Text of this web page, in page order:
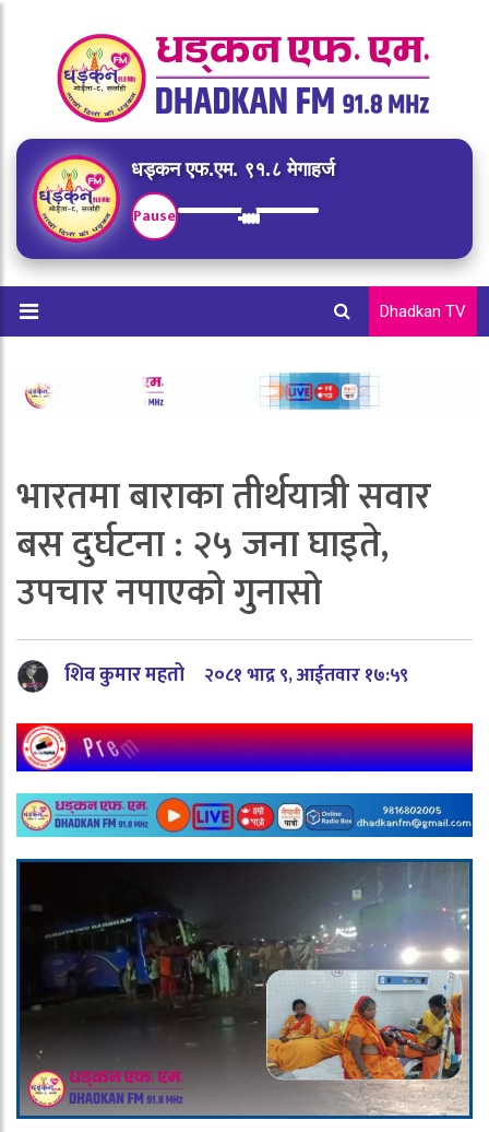
धड्कन एफ.एम. ९१.८ मेगाहर्ज
Pause
Dhadkan TV
भारतमा बाराका तीर्थयात्री सवार
बस दुर्घटना : २५ जना घाइते,
उपचार नपाएको गुनासो
शिव कुमार महतो २०८१ भाद्र ९, आईतवार १७:५९